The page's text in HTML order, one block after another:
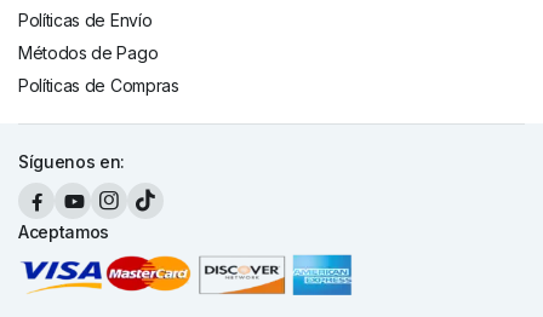
Políticas de Envío
Métodos de Pago
Políticas de Compras
Síguenos en:
Aceptamos